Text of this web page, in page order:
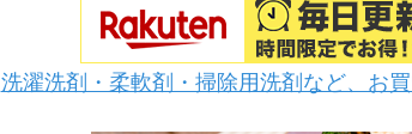
洗濯洗剤・柔軟剤・掃除用洗剤など、お